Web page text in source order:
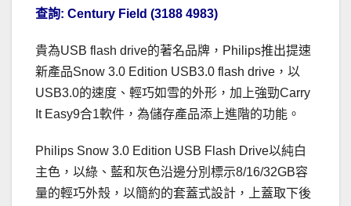
查詢: Century Field (3188 4983)
貴為USB flash drive的著名品牌，Philips推出提速
新產品Snow 3.0 Edition USB3.0 flash drive，以
USB3.0的速度、輕巧如雪的外形，加上強勁Carry
It Easy9合1軟件，為儲存產品添上進階的功能。
Philips Snow 3.0 Edition USB Flash Drive以純白
主色，以綠、藍和灰色沿邊分別標示8/16/32GB容
量的輕巧外殼，以簡約的套蓋式設計，上蓋取下後